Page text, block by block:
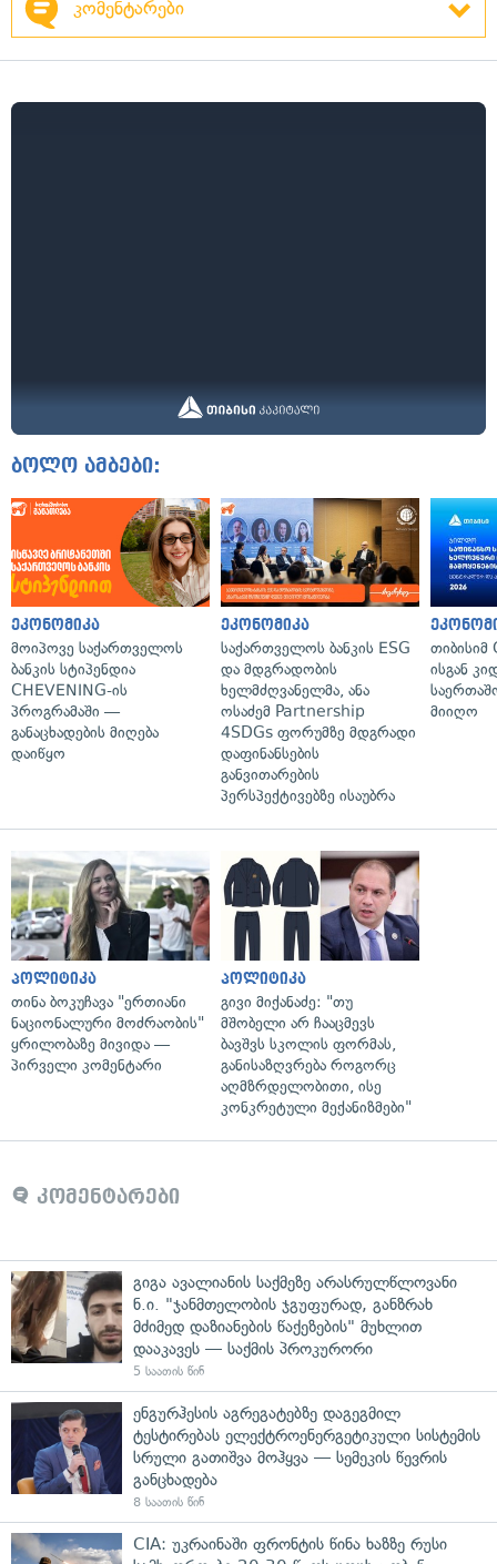
კომენტარები
ბოლო ამბები:
ეკონომიკა
მოიპოვე საქართველოს
ბანკის სტიპენდია
CHEVENING-ის
პროგრამაში —
განაცხადების მიღება
დაიწყო
ეკონომიკა
საქართველოს ბანკის ESG
და მდგრადობის
ხელმძღვანელმა, ანა
ოსაძემ Partnership
4SDGs ფორუმზე მდგრადი
დაფინანსების
განვითარების
პერსპექტივებზე ისაუბრა
ისგან
მიიღო
პოლიტიკა
თინა ბოკუჩავა "ერთიანი
ნაციონალური მოძრაობის"
ყრილობაზე მივიდა —
პირველი კომენტარი
პოლიტიკა
გივი მიქანაძე: "თუ
მშობელი არ ჩააცმევს
ბავშვს სკოლის ფორმას,
განისაზღვრება როგორც
აღმზრდელობითი, ისე
კონკრეტული მექანიზმები"
კომენტარები
გიგა ავალიანის საქმეზე არასრულწლოვანი
ნ.ი. "ჯანმთელობის ჯგუფურად, განზრახ
მძიმედ დაზიანების წაქეზების" მუხლით
დააკავეს — საქმის პროკურორი
5 საათის წინ
ენგურჰესის აგრეგატებზე დაგეგმილ
ტესტირებას ელექტროენერგეტიკული სისტემის
სრული გათიშვა მოჰყვა — სემეკის წევრის
განცხადება
8 საათის წინ
CIA: უკრაინაში ფრონტის წინა ხაზზე რუსი